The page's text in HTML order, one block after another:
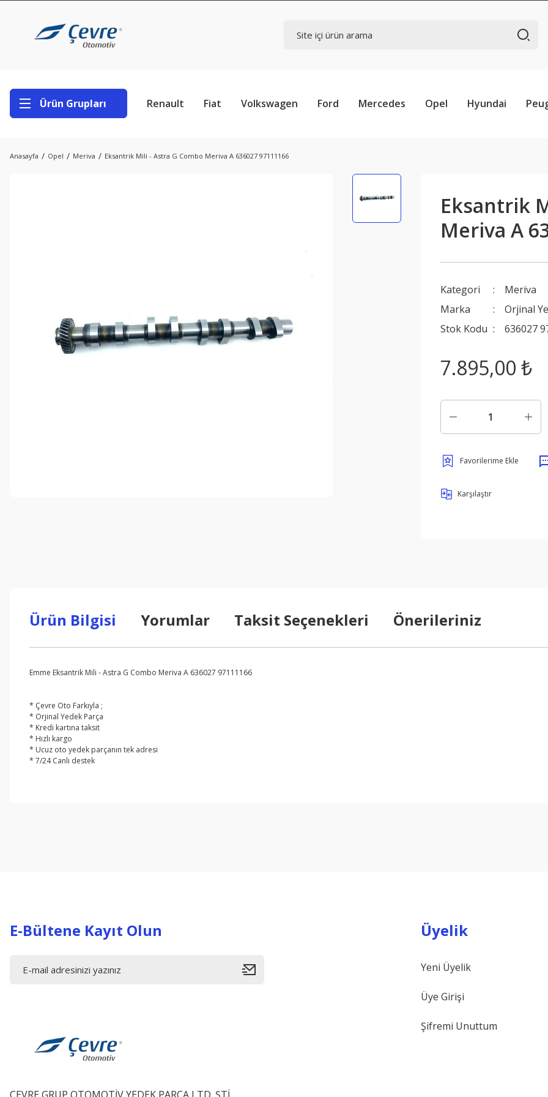
Ürün Grupları Renault Fiat Volkswagen Ford Mercedes Opel Hyundai
Anasayfa Opel Meriva Eksantrik Mili - Astra G Combo Meriva A 636027 97111166
Eksantrik
Meriva A
Kategori
Meriva
Marka
Orjinal
Stok Kodu
636027
7.895,00 ₺
Karşılaştır
Ürün Bilgisi Yorumlar Taksit Seçenekleri Önerileriniz
Emme Eksantrik Mili - Astra G Combo Meriva A 636027 97111166
* Çevre Oto Farkıyla ;
* Orjinal Yedek Parça
* Kredi kartına taksit
* Hızlı kargo
* Ucuz oto yedek parçanın tek adresi
* 7/24 Canlı destek
E-Bültene Kayıt Olun Üyelik
Yeni Üyelik
Üye Girişi
Şifremi Unuttum